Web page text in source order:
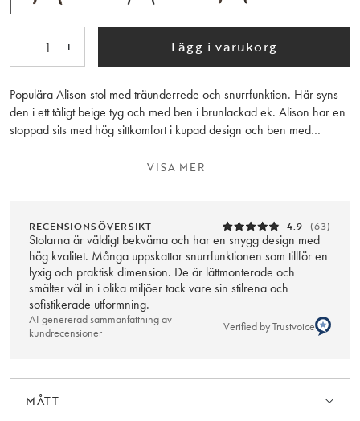
- 1 + Lägg i varukorg
Populära Alison stol med träunderrede och snurrfunktion. Här syns
den i ett tåligt beige tyg och med ben i brunlackad ek. Alison har en
stoppad sits med hög sittkomfort i kupad design och ben med
även som udda stol till skrivbordet. Notera att färgen på tyget i vissa
VISA MER
RECENSIONSÖVERSIKT 4.9 (63)
Stolarna är väldigt bekväma och har en snygg design med
hög kvalitet. Många uppskattar snurrfunktionen som tillför en
lyxig och praktisk dimension. De är lättmonterade och
smälter väl in i olika miljöer tack vare sin stilrena och
sofistikerade utformning.
AI-genererad sammanfattning av
kundrecensioner
Verified by Trustvoice
MÅTT